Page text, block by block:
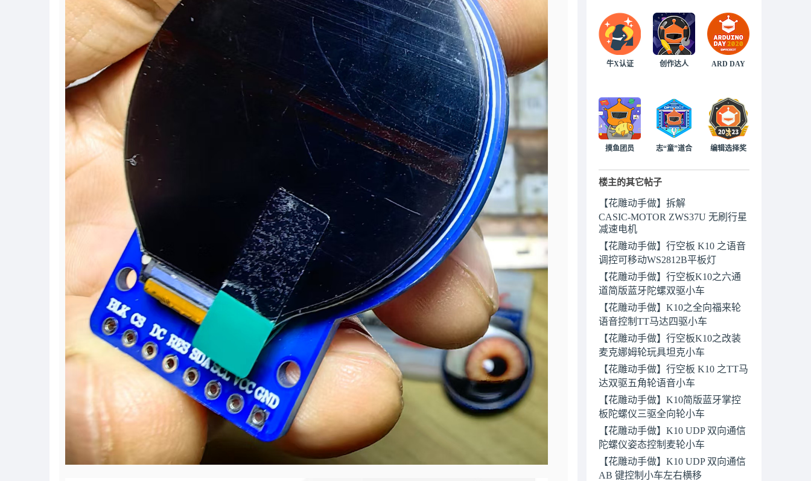
牛X认证 创作达人 ARD DAY
摸鱼团员 志“童”道合 编辑选择奖
楼主的其它帖子
【花雕动手做】拆解
CASIC‑MOTOR ZWS37U 无刷行星
减速电机
【花雕动手做】行空板 K10 之语音
调控可移动WS2812B平板灯
【花雕动手做】行空板K10之六通
道简版蓝牙陀螺双驱小车
【花雕动手做】K10之全向福来轮
语音控制TT马达四驱小车
【花雕动手做】行空板K10之改装
麦克娜姆轮玩具坦克小车
【花雕动手做】行空板 K10 之TT马
达双驱五角轮语音小车
【花雕动手做】K10简版蓝牙掌控
板陀螺仪三驱全向轮小车
【花雕动手做】K10 UDP 双向通信
陀螺仪姿态控制麦轮小车
【花雕动手做】K10 UDP 双向通信
AB 键控制小车左右横移